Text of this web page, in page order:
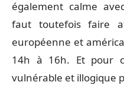
également calme
faut toutefois faire
européenne et
14h à 16h. Et pour
vulnérable et illogique